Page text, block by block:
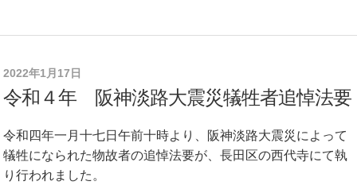
2022年1月17日
令和４年 阪神淡路大震災犠牲者追悼法要
令和四年一月十七日午前十時より、阪神淡路大震災によって
犠牲になられた物故者の追悼法要が、長田区の西代寺にて執
り行われました。